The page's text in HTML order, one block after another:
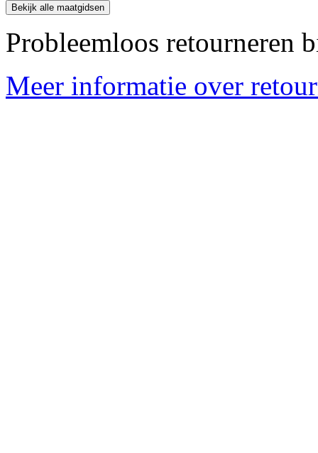
Bekijk alle maatgidsen
Probleemloos retourneren
Meer informatie over